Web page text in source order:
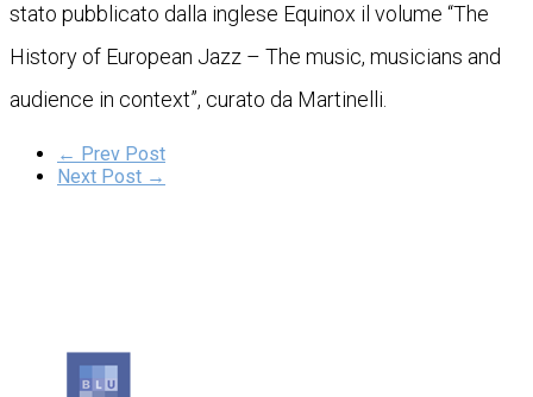
stato pubblicato dalla inglese Equinox il volume “The
History of European Jazz – The music, musicians and
audience in context”, curato da Martinelli.
← Prev Post
Next Post →